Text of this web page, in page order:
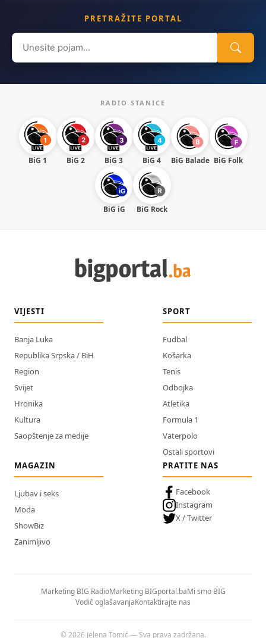
PRETRAŽITE PORTAL
Search
for:
RADIO STANICE
BiG 1 BiG 2 BiG 3 BiG 4 BiG Balade BiG Folk
BiG iG BiG Rock
VIJESTI
Banja Luka
Republika Srpska / BiH
Region
Svijet
Hronika
Kultura
Saopštenje za medije
SPORT
Fudbal
Košarka
Tenis
Odbojka
Atletika
Formula 1
Vaterpolo
Ostali sportovi
MAGAZIN
Ljubav i seks
Moda
ShowBiz
Zanimljivo
PRATITE NAS
Facebook
Instagram
X / Twitter
Marketing BIG RadioMarketing BIGportal.baMi smo BIG
Vodič oglašavanjaKontaktirajte nas
© 2026 Jelena Tomić — Sva prava zadržana.